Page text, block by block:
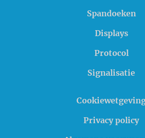
Spandoeken
Displays
Protocol
Signalisatie
Privacy policy